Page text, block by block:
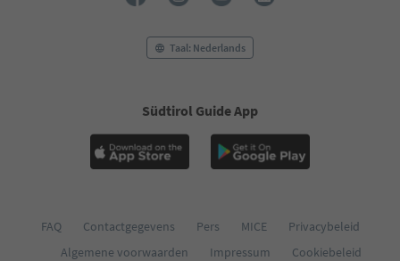
Taal: Nederlands
Südtirol Guide App
FAQ Contactgegevens Pers MICE
Privacybeleid
Algemene voorwaarden
Impressum
Cookiebeleid